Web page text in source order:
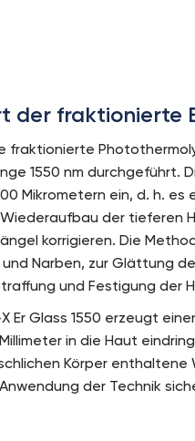
der fraktionierte
1550 nm durchgeführt.
Mikrometern ein, d. h.
der tieferen
korrigieren. Die
Narben, zur Glättung
und Festigung der
Er Glass 1550 erzeugt
in die Haut
Körper enthaltene
der Technik